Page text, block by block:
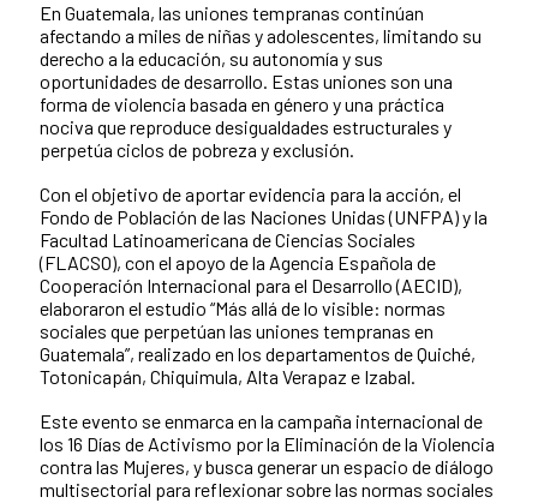
En Guatemala, las uniones tempranas continúan
afectando a miles de niñas y adolescentes, limitando su
derecho a la educación, su autonomía y sus
oportunidades de desarrollo. Estas uniones son una
forma de violencia basada en género y una práctica
nociva que reproduce desigualdades estructurales y
perpetúa ciclos de pobreza y exclusión.
Con el objetivo de aportar evidencia para la acción, el
Fondo de Población de las Naciones Unidas (UNFPA) y la
Facultad Latinoamericana de Ciencias Sociales
(FLACSO), con el apoyo de la Agencia Española de
Cooperación Internacional para el Desarrollo (AECID),
elaboraron el estudio “Más allá de lo visible: normas
sociales que perpetúan las uniones tempranas en
Guatemala”, realizado en los departamentos de Quiché,
Totonicapán, Chiquimula, Alta Verapaz e Izabal.
Este evento se enmarca en la campaña internacional de
los 16 Días de Activismo por la Eliminación de la Violencia
contra las Mujeres, y busca generar un espacio de diálogo
multisectorial para reflexionar sobre las normas sociales